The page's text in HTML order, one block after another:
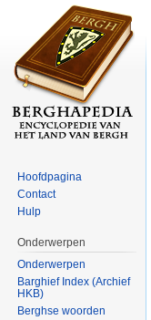
Hoofdpagina
Contact
Hulp
Onderwerpen
Onderwerpen
Barghief Index (Archief
HKB)
Berghse woorden